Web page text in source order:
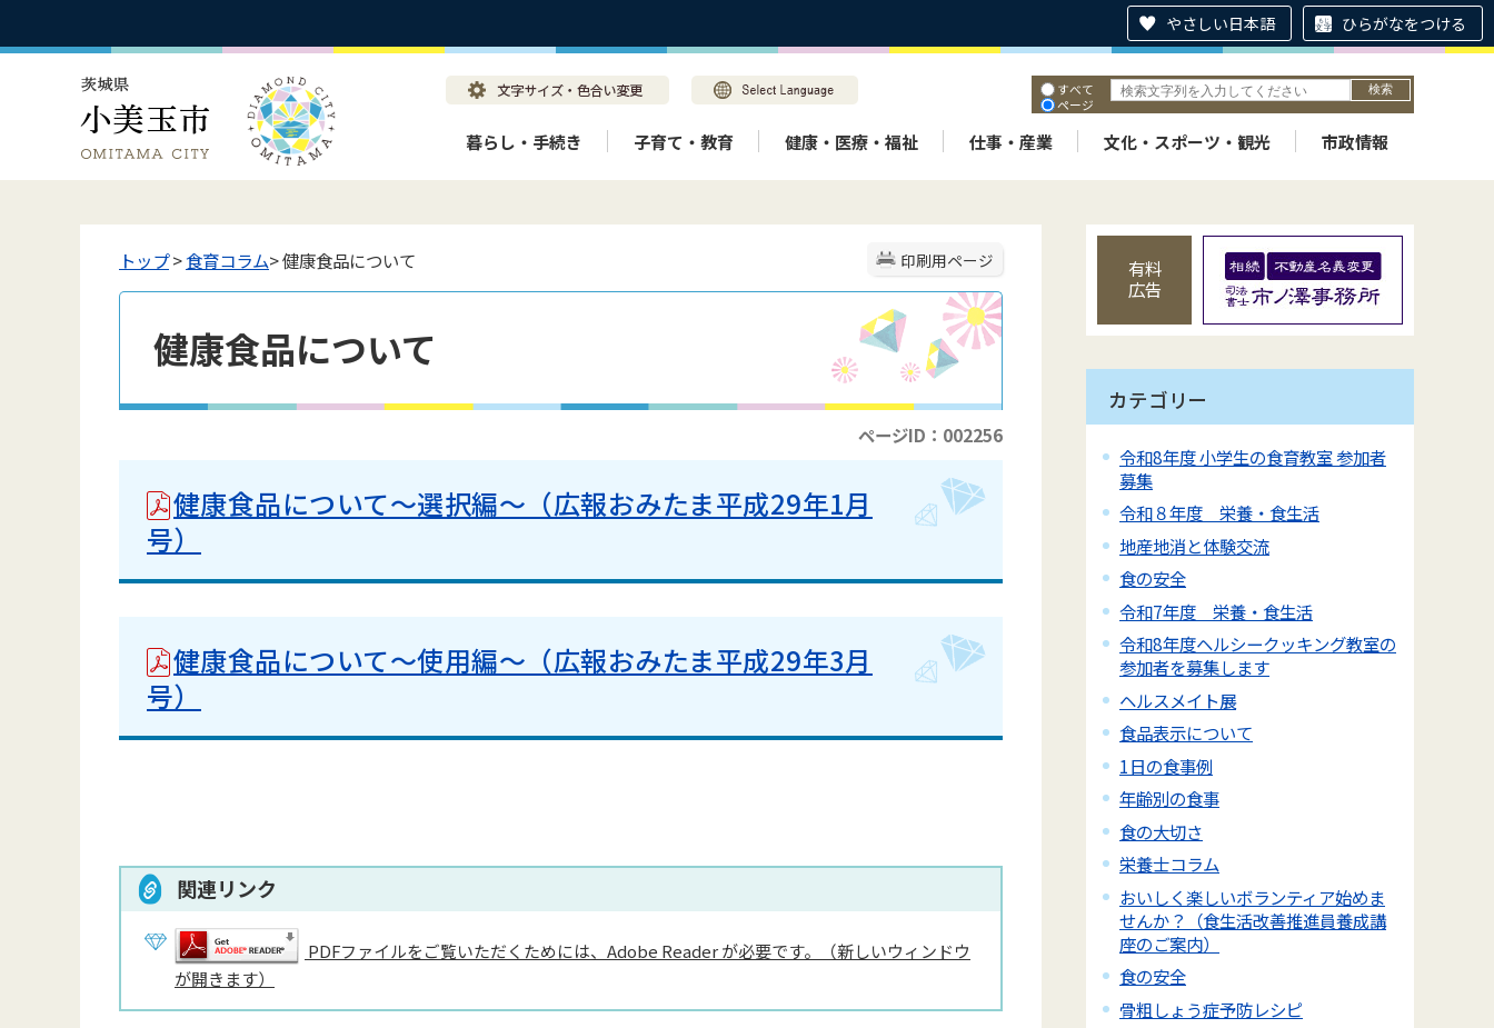
やさしい日本語 ひらがなをつける
すべて
ページ
暮らし・手続き 子育て・教育 健康・医療・福祉 仕事・産業 文化・スポーツ・観光 市政情報
印刷用ページ
トップ>食育コラム> 健康食品について
健康食品について
ページID：002256
健康食品について～選択編～（広報おみたま平成29年1月
号）
健康食品について～使用編～（広報おみたま平成29年3月
号）
関連リンク
PDFファイルをご覧いただくためには、Adobe Reader が必要です。（新しいウィンドウ
が開きます）
有料
広告
カテゴリー
令和8年度 小学生の食育教室 参加者
募集
令和８年度 栄養・食生活
地産地消と体験交流
食の安全
令和7年度 栄養・食生活
令和8年度ヘルシークッキング教室の
参加者を募集します
ヘルスメイト展
食品表示について
1日の食事例
年齢別の食事
食の大切さ
栄養士コラム
おいしく楽しいボランティア始めま
せんか？（食生活改善推進員養成講
座のご案内）
食の安全
骨粗しょう症予防レシピ